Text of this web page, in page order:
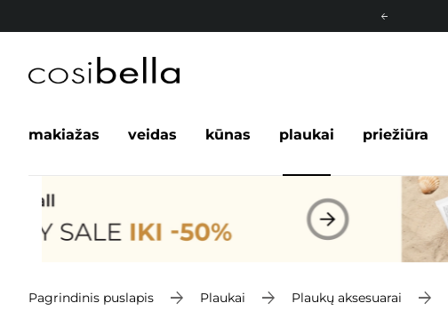
makiažas veidas kūnas plaukai priežiūra
Pagrindinis puslapis Plaukai Plaukų aksesuarai